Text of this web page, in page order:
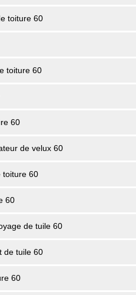
toiture 60
toiture 60
60
de velux 60
toiture 60
60
de tuile 60
de tuile 60
60